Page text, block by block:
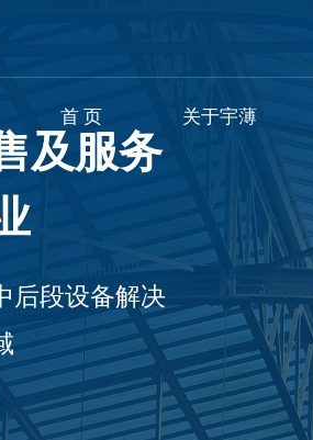
首 页 关于宇薄
及服务
后段设备解决